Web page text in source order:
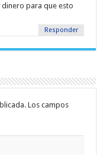
para que esto
Responder
Los campos